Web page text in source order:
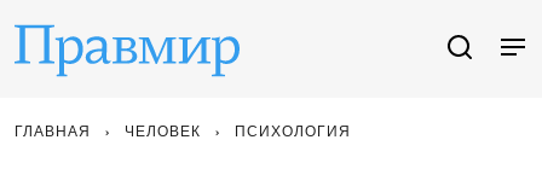
ГЛАВНАЯ ЧЕЛОВЕК ПСИХОЛОГИЯ